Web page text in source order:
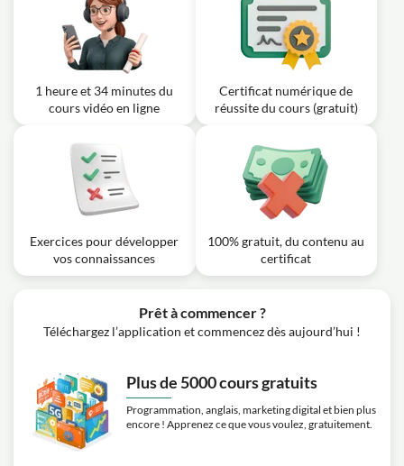
1 heure et 34 minutes du
cours vidéo en ligne
Certificat numérique de
réussite du cours (gratuit)
Exercices pour développer
vos connaissances
100% gratuit, du contenu au
certificat
Prêt à commencer ?
Téléchargez l’application et commencez dès aujourd’hui !
Plus de 5000 cours gratuits
Programmation, anglais, marketing digital et bien plus
encore ! Apprenez ce que vous voulez, gratuitement.